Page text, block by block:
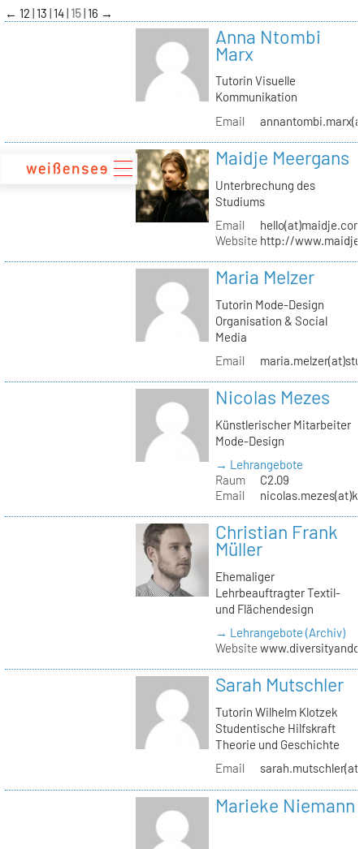
zum
Inhalt
← 12 13 14 15 16 →
Anna Ntombi
Marx
Tutorin Visuelle
Kommunikation
Email
Maidje Meergans
Unterbrechung des
Studiums
Email
hello(at)maidje.com
Website http://
Maria Melzer
Tutorin Mode-Design
Organisation & Social
Media
Email
Nicolas Mezes
Künstlerischer Mitarbeiter
Mode-Design
→ Lehrangebote
Raum
C2.09
Email
Christian Frank
Müller
Ehemaliger
Lehrbeauftragter Textil-
und Flächendesign
→ Lehrangebote (Archiv)
Website
Sarah Mutschler
Tutorin Wilhelm Klotzek
Studentische Hilfskraft
Theorie und Geschichte
Email
Marieke Niemann